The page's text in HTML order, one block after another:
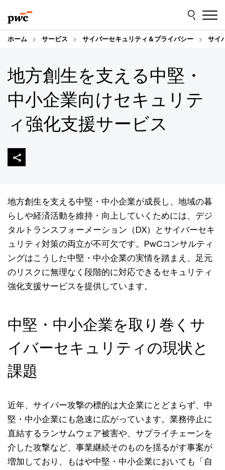
to
content
to
footer
ホーム サービス サイバーセキュリティ＆プライバシー サイ
地方創生を支える中堅・
中小企業向けセキュリテ
ィ強化支援サービス
地方創生を支える中堅・中小企業が成長し、地域の暮
らしや経済活動を維持・向上していくためには、デジ
タルトランスフォーメーション（DX）とサイバーセキ
ュリティ対策の両立が不可欠です。PwCコンサルティ
ングはこうした中堅・中小企業の実情を踏まえ、足元
のリスクに無理なく段階的に対応できるセキュリティ
強化支援サービスを提供しています。
中堅・中小企業を取り巻くサ
イバーセキュリティの現状と
課題
近年、サイバー攻撃の標的は大企業にとどまらず、中
堅・中小企業にも急速に広がっています。業務停止に
直結するランサムウェア被害や、サプライチェーンを
介した攻撃など、事業継続そのものを揺るがす事案が
増加しており、もはや中堅・中小企業においても「自